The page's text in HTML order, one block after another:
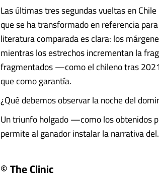
Las últimas tres segundas vueltas en
que se ha transformado en referencia
literatura comparada es clara: los
mientras los estrechos incrementan la
fragmentados —como el chileno tras
que como garantía.
¿Qué debemos observar la noche del
Un triunfo holgado —como los
permite al ganador instalar la narrativa
© The Clinic